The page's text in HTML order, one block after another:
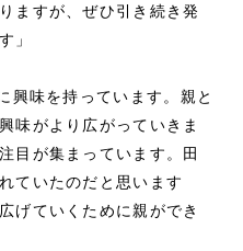
ますが、ぜひ引き続き発
」
興味を持っています。親と
味がより広がっていきま
目が集まっています。田
ていたのだと思います
げていくために親ができ